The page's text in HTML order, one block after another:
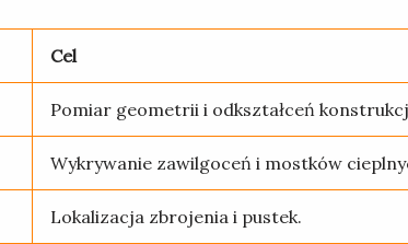
Cel
Pomiar geometrii i odkształceń
Wykrywanie zawilgoceń i mostków
Lokalizacja zbrojenia i pustek.